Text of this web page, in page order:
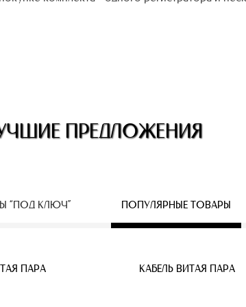
ПРЕДЛОЖЕНИЯ
“ПОД КЛЮЧ” ПОПУЛЯРНЫЕ ТОВАРЫ
IP КАМЕРЫ КАБЕЛЬ ВИТАЯ ПАРА
ПАРА КАБЕЛЬ ВИТАЯ ПАРА
ПАРА КАБЕЛЬ ВИТАЯ ПАРА